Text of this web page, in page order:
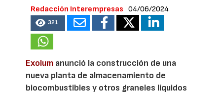
Redacción Interempresas 04/06/2024
321
Exolum anunció la construcción de una
nueva planta de almacenamiento de
biocombustibles y otros graneles líquidos